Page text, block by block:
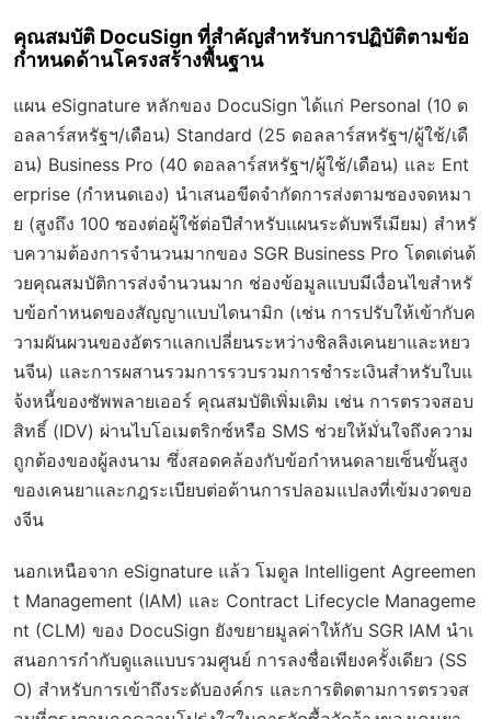
คุณสมบัติ DocuSign ที่สำคัญสำหรับการปฏิบัติตามข้อ
กำหนดด้านโครงสร้างพื้นฐาน
แผน eSignature หลักของ DocuSign ได้แก่ Personal (10 ด
อลลาร์สหรัฐฯ/เดือน) Standard (25 ดอลลาร์สหรัฐฯ/ผู้ใช้/เดื
อน) Business Pro (40 ดอลลาร์สหรัฐฯ/ผู้ใช้/เดือน) และ Ent
erprise (กำหนดเอง) นำเสนอขีดจำกัดการส่งตามซองจดหมา
ย (สูงถึง 100 ซองต่อผู้ใช้ต่อปีสำหรับแผนระดับพรีเมียม) สำหรั
บความต้องการจำนวนมากของ SGR Business Pro โดดเด่นด้
วยคุณสมบัติการส่งจำนวนมาก ช่องข้อมูลแบบมีเงื่อนไขสำหรั
บข้อกำหนดของสัญญาแบบไดนามิก (เช่น การปรับให้เข้ากับค
วามผันผวนของอัตราแลกเปลี่ยนระหว่างชิลลิงเคนยาและหยว
นจีน) และการผสานรวมการรวบรวมการชำระเงินสำหรับใบแ
จ้งหนี้ของซัพพลายเออร์ คุณสมบัติเพิ่มเติม เช่น การตรวจสอบ
สิทธิ์ (IDV) ผ่านไบโอเมตริกซ์หรือ SMS ช่วยให้มั่นใจถึงความ
ถูกต้องของผู้ลงนาม ซึ่งสอดคล้องกับข้อกำหนดลายเซ็นขั้นสูง
ของเคนยาและกฎระเบียบต่อต้านการปลอมแปลงที่เข้มงวดขอ
งจีน
นอกเหนือจาก eSignature แล้ว โมดูล Intelligent Agreemen
t Management (IAM) และ Contract Lifecycle Manageme
nt (CLM) ของ DocuSign ยังขยายมูลค่าให้กับ SGR IAM นำเ
สนอการกำกับดูแลแบบรวมศูนย์ การลงชื่อเพียงครั้งเดียว (SS
O) สำหรับการเข้าถึงระดับองค์กร และการติดตามการตรวจส